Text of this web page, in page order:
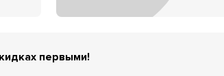
первыми!